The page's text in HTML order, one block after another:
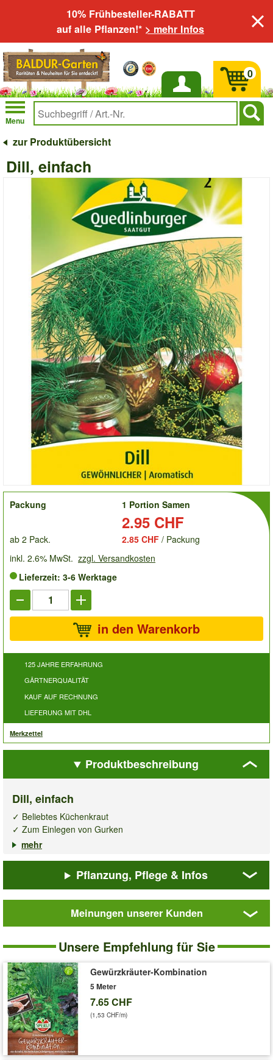
10% Frühbesteller-RABATT
auf alle Pflanzen!* > mehr Infos
Anmelden
Menu
0
zur Produktübersicht
Dill, einfach
order
Packung
1 Portion Samen
2.95 CHF
ab 2 Pack. 2.85 CHF / Packung
inkl. 2.6% MwSt. zzgl. Versandkosten
Lieferzeit: 3-6 Werktage
in den Warenkorb
125 JAHRE ERFAHRUNG
GÄRTNERQUALITÄT
KAUF AUF RECHNUNG
LIEFERUNG MIT DHL
Merkzettel
Produktbeschreibung
Dill, einfach
✓ Beliebtes Küchenkraut
✓ Zum Einlegen von Gurken
✓ Für Fischgerichte & Salate
Bis zu 100 cm hoch werdende Gewürzpflanze.
Verwendung:Das junge Kraut zu Suppen, Kräutersossen,
gemischten Salaten, Fisch und Gurkensalat. Halbreife
Hackfleisch, Quark, Tomaten.
Art.-Nr.:11385
Liefergrösse:1 Portion
'Dill, einfach'
Pflege-Tipps
mehr
Pflanzung, Pflege & Infos
Meinungen unserer Kunden
Dill,
Unsere Empfehlung für Sie
Gewürzkräuter-Kombination
5 Meter
7.65 CHF
(1,53 CHF/m)